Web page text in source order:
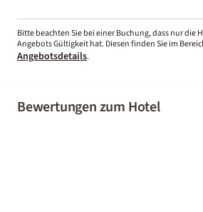
Bitte beachten Sie bei einer Buchung, dass nur die
Angebots Gültigkeit hat. Diesen finden Sie im
Angebotsdetails.
Bewertungen zum Hotel